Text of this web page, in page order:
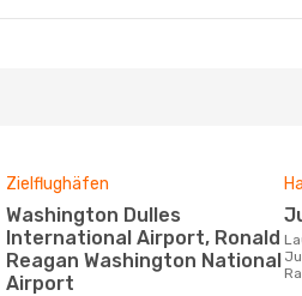
Zielflughäfen
Washington Dulles
International Airport, Ronald
Reagan Washington National
Airport
Laut Suchanfragen unserer Kunden ist